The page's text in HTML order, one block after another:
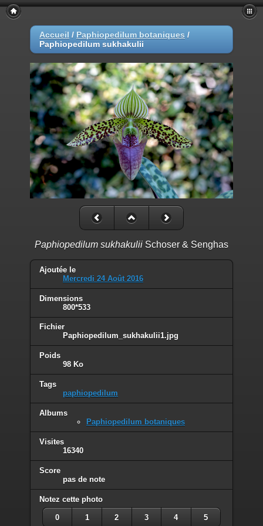
Accueil / Paphiopedilum botaniques /
Paphiopedilum sukhakulii
Paphiopedilum sukhakulii Schoser & Senghas
Ajoutée le
Mercredi 24 Août 2016
Dimensions
800*533
Fichier
Paphiopedilum_sukhakulii1.jpg
Poids
98 Ko
Tags
paphiopedilum
Albums
Paphiopedilum botaniques
Visites
16340
Score
pas de note
Notez cette photo
0 1 2 3 4 5